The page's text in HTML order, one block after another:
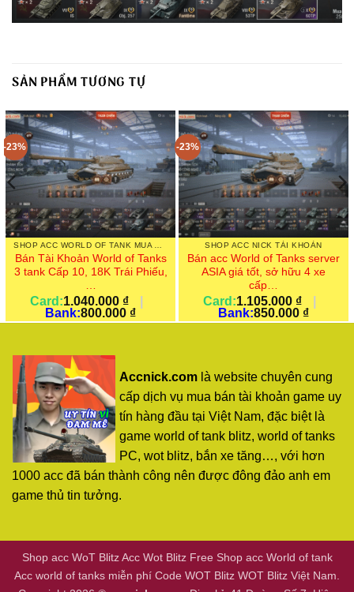
SẢN PHẨM TƯƠNG TỰ
-23%
Bán Tài Khoản World of Tanks
3 tank Cấp 10, 18K Trái Phiếu,
…
Card:1.040.000 ₫
Bank:800.000 ₫
-23%
SHOP ACC NICK TÀI KHOẢN
Bán acc World of Tanks server
ASIA giá tốt, sở hữu 4 xe
cấp…
Card:1.105.000 ₫
Bank:850.000 ₫
Accnick.com là website chuyên cung
cấp dịch vụ mua bán tài khoản game uy
tín hàng đầu tại Việt Nam, đặc biệt là
game world of tank blitz, world of tanks
PC, wot blitz, bắn xe tăng…, với hơn
1000 acc đã bán thành công nên được đông đảo anh em
game thủ tin tưởng.
Shop acc WoT Blitz Acc Wot Blitz Free Shop acc World of tank
Acc world of tanks miễn phí Code WOT Blitz WOT Blitz Việt Nam.